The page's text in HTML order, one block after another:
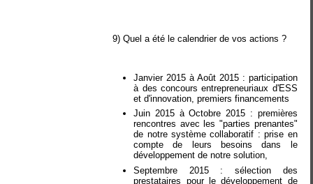
9) Quel a été le calendrier de vos actions ?
Janvier 2015 à Août 2015 : participation
à des concours entrepreneuriaux d'ESS
et d'innovation, premiers financements
Juin 2015 à Octobre 2015 : premières
rencontres avec les "parties prenantes"
de notre système collaboratif : prise en
compte de leurs besoins dans le
développement de notre solution,
Septembre 2015 : sélection des
prestataires pour le développement de